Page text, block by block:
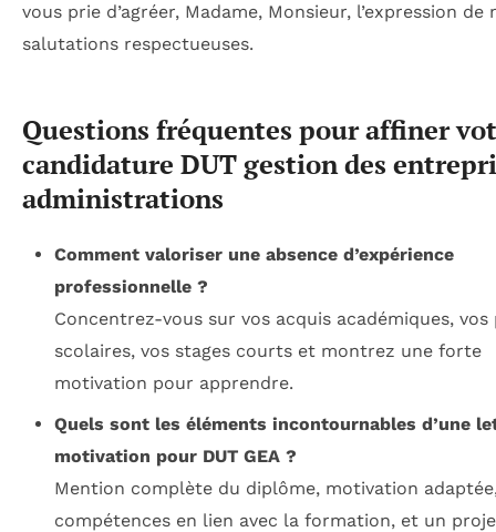
vous prie d’agréer, Madame, Monsieur, l’expression de
salutations respectueuses.
Questions fréquentes pour affiner
candidature DUT gestion des
administrations
Comment valoriser une absence d’expérience
professionnelle ?
Concentrez-vous sur vos acquis académiques, vos
scolaires, vos stages courts et montrez une forte
motivation pour apprendre.
Quels sont les éléments incontournables d’une
motivation pour DUT GEA ?
Mention complète du diplôme, motivation
compétences en lien avec la formation, et un